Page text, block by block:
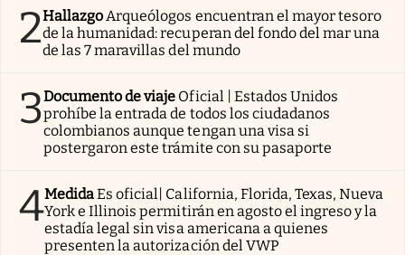
2HallazgoArqueólogos encuentran el mayor tesoro
de la humanidad: recuperan del fondo del mar una
de las 7 maravillas del mundo
3Documento de viaje Oficial | Estados Unidos
prohíbe la entrada de todos los ciudadanos
colombianos aunque tengan una visa si
postergaron este trámite con su pasaporte
4MedidaEs oficial| California, Florida, Texas, Nueva
York e Illinois permitirán en agosto el ingreso y la
estadía legal sin visa americana a quienes
presenten la autorización del VWP